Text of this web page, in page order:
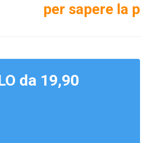
per sapere la
da 19,90